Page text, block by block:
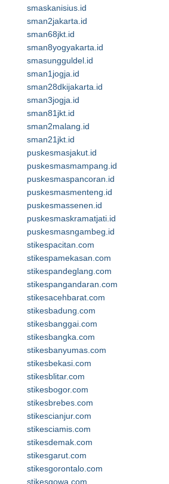
smaskanisius.id
sman2jakarta.id
sman68jkt.id
sman8yogyakarta.id
smasungguldel.id
sman1jogja.id
sman28dkijakarta.id
sman3jogja.id
sman81jkt.id
sman2malang.id
sman21jkt.id
puskesmasjakut.id
puskesmasmampang.id
puskesmaspancoran.id
puskesmasmenteng.id
puskesmassenen.id
puskesmaskramatjati.id
puskesmasngambeg.id
stikespacitan.com
stikespamekasan.com
stikespandeglang.com
stikespangandaran.com
stikesacehbarat.com
stikesbadung.com
stikesbanggai.com
stikesbangka.com
stikesbanyumas.com
stikesbekasi.com
stikesblitar.com
stikesbogor.com
stikesbrebes.com
stikescianjur.com
stikesciamis.com
stikesdemak.com
stikesgarut.com
stikesgorontalo.com
stikesgowa.com